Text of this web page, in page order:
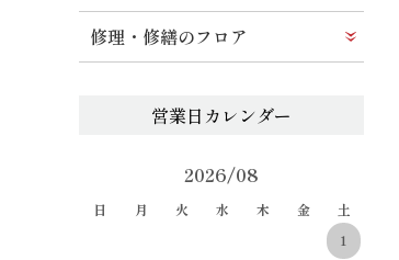
修理・修繕のフロア
2026/08
日 月 火 水 木 金
土
1